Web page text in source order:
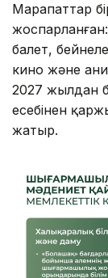
Марапаттар
балет,
кино және
2027 жылдан
есебінен
жатыр.